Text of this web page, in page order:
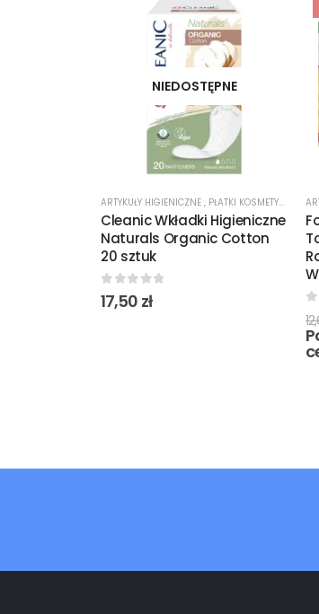
NIEDOSTĘPNE
ARTYKUŁY HIGIENICZNE , PŁATKI KOSMETYCZNE
Cleanic Wkładki Higieniczne
Naturals Organic Cotton
20 sztuk
0out of 5
17,50 zł